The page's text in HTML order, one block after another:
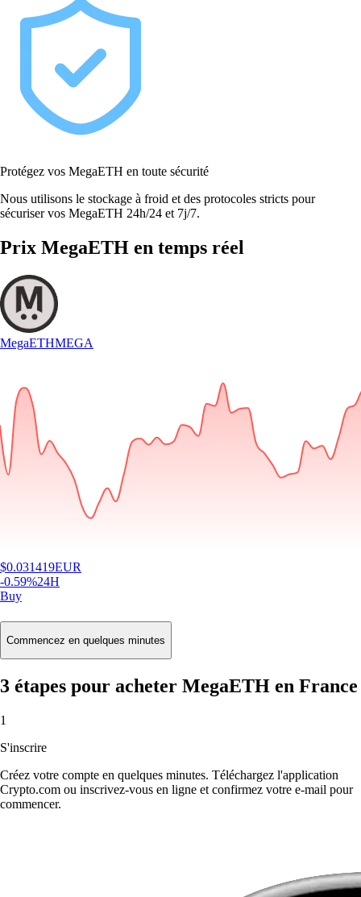
Protégez vos MegaETH en toute sécurité
Nous utilisons le stockage à froid et des protocoles stricts pour
sécuriser vos MegaETH 24h/24 et 7j/7.
Prix MegaETH en temps réel
MegaETHMEGA
$0.031419EUR
-0.59%24H
Buy
Commencez en quelques minutes
3 étapes pour acheter MegaETH en France
1
S'inscrire
Créez votre compte en quelques minutes. Téléchargez l'application
Crypto.com ou inscrivez-vous en ligne et confirmez votre e-mail pour
commencer.